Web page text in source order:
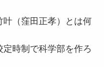
（窪田正孝）とは何
時制で科学部を作ろ